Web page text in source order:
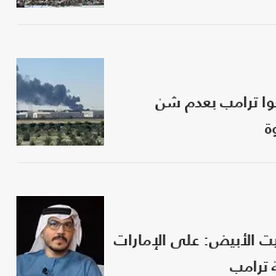
ترامب بعدم شن
البيت الأبيض: على الإمارات
ترامب